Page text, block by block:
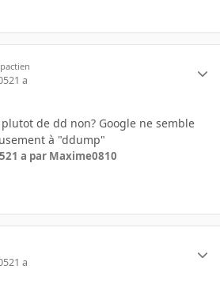
21 a
de dd non? Google ne semble
à "ddump"
21 a par Maxime0810
21 a